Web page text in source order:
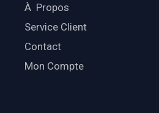
À Propos
Service Client
Contact
Mon Compte